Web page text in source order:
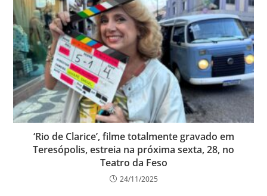
‘Rio de Clarice’, filme totalmente gravado em
Teresópolis, estreia na próxima sexta, 28, no
Teatro da Feso
24/11/2025